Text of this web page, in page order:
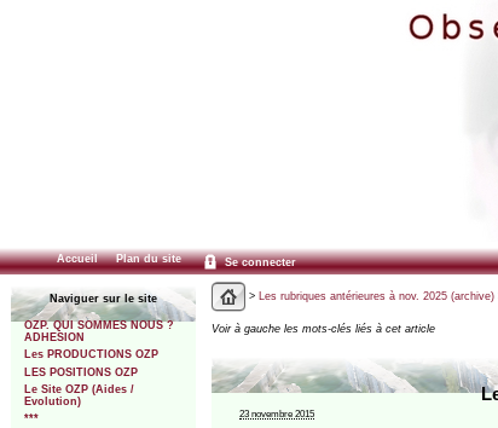
Accueil Plan du site Se connecter
Naviguer sur le site
OZP. QUI SOMMES NOUS ?
ADHESION
Les PRODUCTIONS OZP
LES POSITIONS OZP
Le Site OZP (Aides /
Evolution)
***
> Les rubriques antérieures à nov. 2025 (archive)
Voir à gauche les mots-clés liés à cet article
23 novembre 2015